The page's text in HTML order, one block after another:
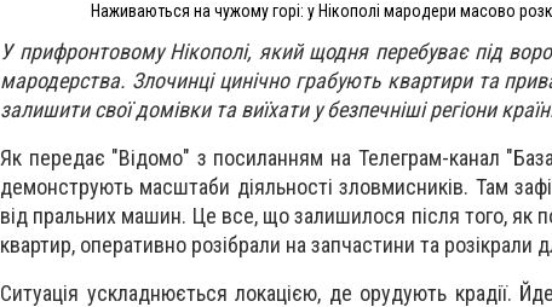
Наживаються на чужому горі: у Нікополі мародери масово
У прифронтовому Нікополі, який щодня перебуває під
мародерства. Злочинці цинічно грабують квартири та
залишити свої домівки та виїхати у безпечніші регіони
Як передає "Відомо" з посиланням на Телеграм-канал
демонструють масштаби діяльності зловмисників. Там
від пральних машин. Це все, що залишилося після того, як
квартир, оперативно розібрали на запчастини та розікрали
Ситуація ускладнюється локацією, де орудують крадії.